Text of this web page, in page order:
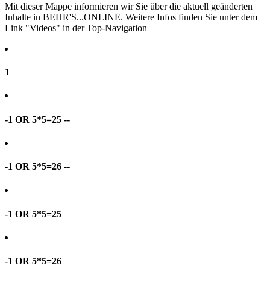
Mit dieser Mappe informieren wir Sie über die aktuell geänderten
Inhalte in BEHR'S...ONLINE. Weitere Infos finden Sie unter dem
Link "Videos" in der Top-Navigation
1
-1 OR 5*5=25 --
-1 OR 5*5=26 --
-1 OR 5*5=25
-1 OR 5*5=26